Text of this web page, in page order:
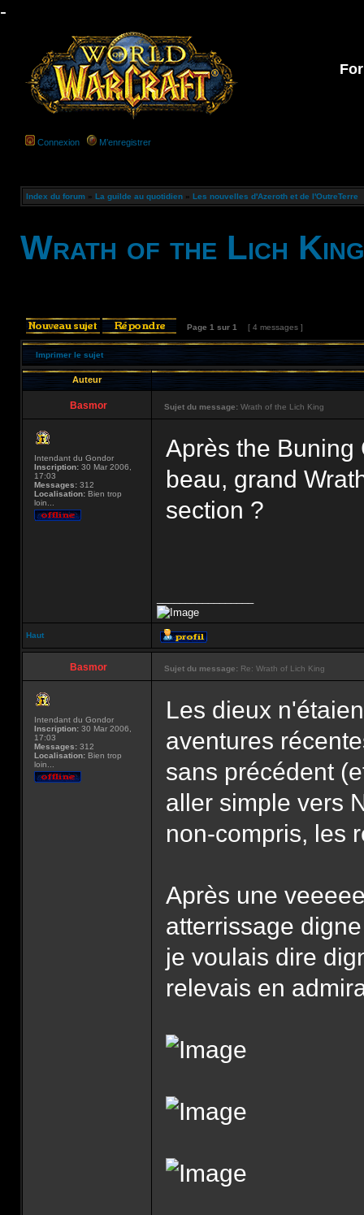
-
Connexion M’enregistrer
Index du forum » La guilde au quotidien » Les nouvelles d'Azeroth et de l'OutreTerre
Wrath of the Lich King
Page 1 sur 1 [ 4 messages ]
Imprimer le sujet
Auteur
Basmor Sujet du message: Wrath of the Lich King
Intendant du Gondor
Inscription: 30 Mar 2006,
17:03
Messages: 312
Localisation: Bien trop
loin...
Après the Buning
beau, grand
section ?
Haut
Basmor Sujet du message: Re: Wrath of Lich King
Intendant du Gondor
Inscription: 30 Mar 2006,
17:03
Messages: 312
Localisation: Bien trop
loin...
Les dieux
aventures
sans précédent
aller simple vers
non-compris, les
Après une
atterrissage
je voulais dire
relevais en